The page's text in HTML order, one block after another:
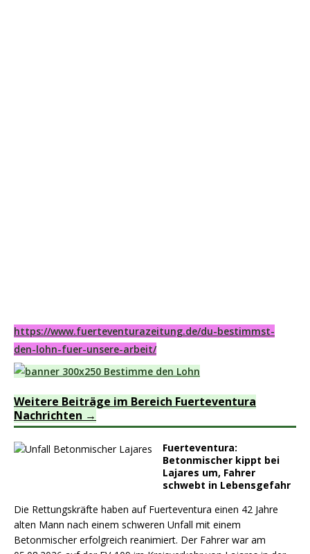
https://www.fuerteventurazeitung.de/du-bestimmst-
den-lohn-fuer-unsere-arbeit/
Weitere Beiträge im Bereich Fuerteventura
Nachrichten
Fuerteventura:
Betonmischer kippt bei
Lajares um, Fahrer
schwebt in Lebensgefahr
Die Rettungskräfte haben auf Fuerteventura einen 42 Jahre
alten Mann nach einem schweren Unfall mit einem
Betonmischer erfolgreich reanimiert. Der Fahrer war am